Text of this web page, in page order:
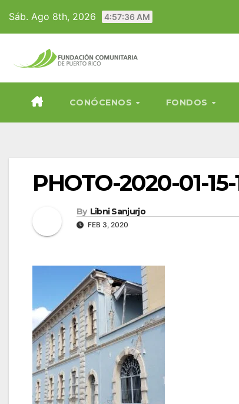
content
Sáb. Ago 8th, 2026 4:57:36 AM
CONÓCENOS FONDOS
PHOTO-2020-01-
By Libni Sanjurjo
FEB 3, 2020